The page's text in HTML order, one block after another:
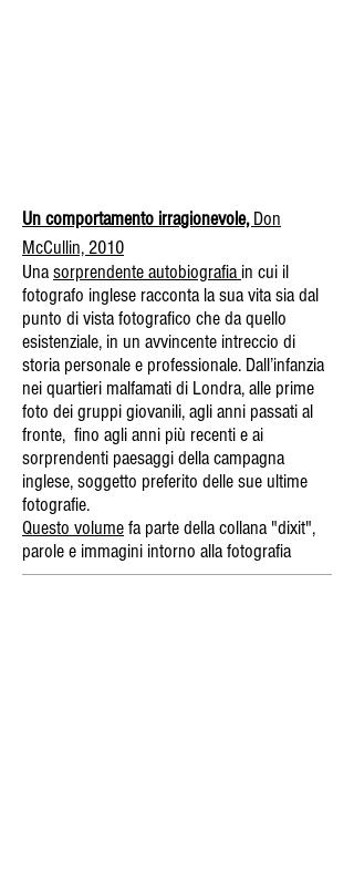
Un comportamento irragionevole,Don
McCullin, 2010
Unasorprendente autobiografia in cui il
fotografo inglese racconta la sua vita sia dal
punto di vista fotografico che da quello
esistenziale, in un avvincente intreccio di
storia personale e professionale. Dall’infanzia
nei quartieri malfamati di Londra, alle prime
foto dei gruppi giovanili, agli anni passati al
fronte, fino agli anni più recenti e ai
sorprendenti paesaggi della campagna
inglese, soggetto preferito delle sue ultime
fotografie.
Questo volumefa parte della collana "dixit",
parole e immagini intorno alla fotografia